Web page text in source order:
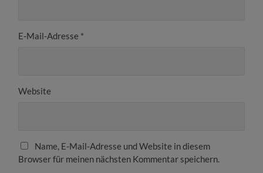
E-Mail-Adresse *
Website
Name, E-Mail-Adresse und Website in diesem
Browser für meinen nächsten Kommentar speichern.